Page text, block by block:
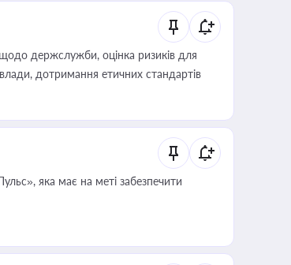
держслужби, оцінка ризиків для
дотримання етичних стандартів
яка має на меті забезпечити